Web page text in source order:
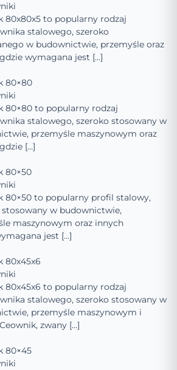
80x80x5 to popularny rodzaj
stalowego, szeroko
w budownictwie, przemyśle oraz
wymagana jest […]
80×80
80×80 to popularny rodzaj
stalowego, szeroko stosowany w
przemyśle maszynowym oraz
[…]
80×50
80×50 to popularny profil stalowy,
stosowany w budownictwie,
maszynowym oraz innych
jest […]
80x45x6
80x45x6 to popularny rodzaj
stalowego, szeroko stosowany w
przemyśle maszynowym i
zwany […]
80×45